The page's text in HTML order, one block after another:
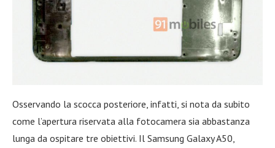
Osservando la scocca posteriore, infatti, si nota da subito
come l’apertura riservata alla fotocamera sia abbastanza
lunga da ospitare tre obiettivi. Il Samsung Galaxy A50,